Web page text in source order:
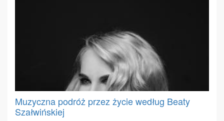
Muzyczna podróż przez życie według Beaty
Szałwińskiej